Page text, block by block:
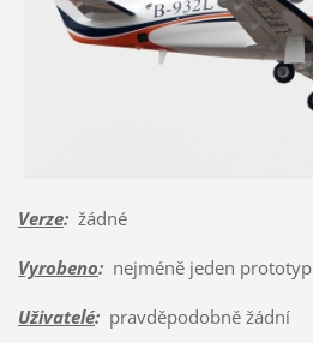
Verze:žádné
Vyrobeno:nejméně jeden prototyp
Uživatelé:pravděpodobně žádní